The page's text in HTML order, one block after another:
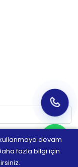
devam
fazla bilgi için